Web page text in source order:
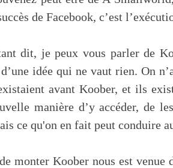
de Facebook, c’est
dit, je peux vous parler de
idée qui ne vaut rien. On
avant Koober, et ils
manière d’y accéder, de
ce qu'on en fait peut conduire
monter Koober nous est venue